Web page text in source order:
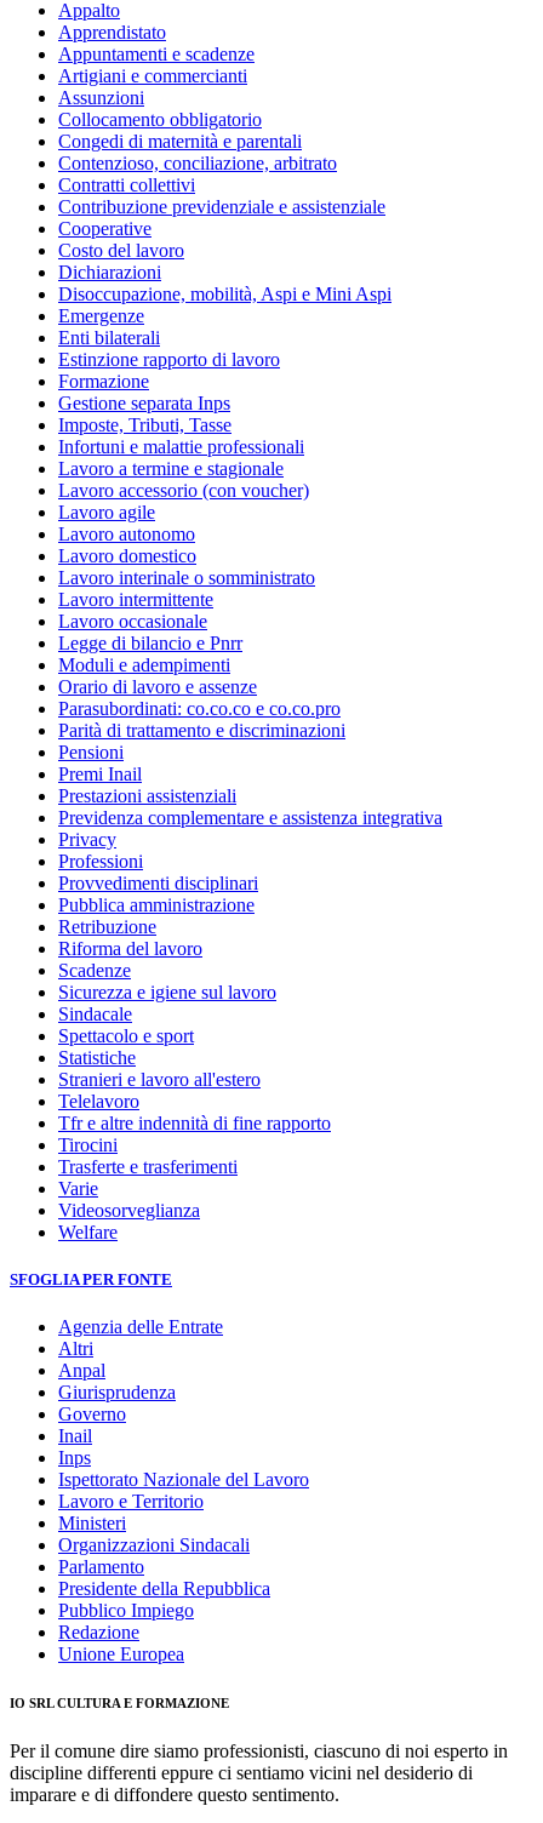
Appalto
Apprendistato
Appuntamenti e scadenze
Artigiani e commercianti
Assunzioni
Collocamento obbligatorio
Congedi di maternità e parentali
Contenzioso, conciliazione, arbitrato
Contratti collettivi
Contribuzione previdenziale e assistenziale
Cooperative
Costo del lavoro
Dichiarazioni
Disoccupazione, mobilità, Aspi e Mini Aspi
Emergenze
Enti bilaterali
Estinzione rapporto di lavoro
Formazione
Gestione separata Inps
Imposte, Tributi, Tasse
Infortuni e malattie professionali
Lavoro a termine e stagionale
Lavoro accessorio (con voucher)
Lavoro agile
Lavoro autonomo
Lavoro domestico
Lavoro interinale o somministrato
Lavoro intermittente
Lavoro occasionale
Legge di bilancio e Pnrr
Moduli e adempimenti
Orario di lavoro e assenze
Parasubordinati: co.co.co e co.co.pro
Parità di trattamento e discriminazioni
Pensioni
Premi Inail
Prestazioni assistenziali
Previdenza complementare e assistenza integrativa
Privacy
Professioni
Provvedimenti disciplinari
Pubblica amministrazione
Retribuzione
Riforma del lavoro
Scadenze
Sicurezza e igiene sul lavoro
Sindacale
Spettacolo e sport
Statistiche
Stranieri e lavoro all'estero
Telelavoro
Tfr e altre indennità di fine rapporto
Tirocini
Trasferte e trasferimenti
Varie
Videosorveglianza
Welfare
SFOGLIA PER FONTE
Agenzia delle Entrate
Altri
Anpal
Giurisprudenza
Governo
Inail
Inps
Ispettorato Nazionale del Lavoro
Lavoro e Territorio
Ministeri
Organizzazioni Sindacali
Parlamento
Presidente della Repubblica
Pubblico Impiego
Redazione
Unione Europea
IO SRL CULTURA E FORMAZIONE
Per il comune dire siamo professionisti, ciascuno di noi esperto in
discipline differenti eppure ci sentiamo vicini nel desiderio di
imparare e di diffondere questo sentimento.